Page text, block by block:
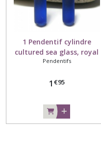
1 Pendentif cylindre
cultured sea glass, royal
blue, verre recyclé, 38x8 mm
Pendentifs
1 €95